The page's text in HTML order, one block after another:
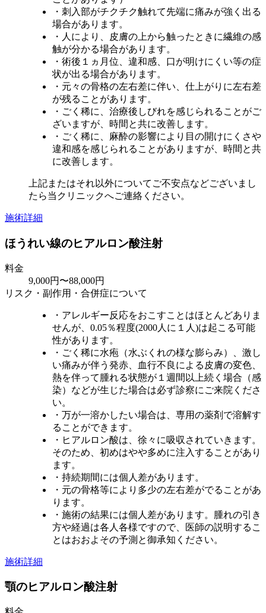
・刺入部がチクチク触れて先端に痛みが強く出る
場合があります。
・人により、皮膚の上から触ったときに繊維の感
触が分かる場合があります。
・術後１ヵ月位、違和感、口が明けにくい等の症
状が出る場合があります。
・元々の骨格の左右差に伴い、仕上がりに左右差
が残ることがあります。
・ごく稀に、治療後しびれを感じられることがご
ざいますが、時間と共に改善します。
・ごく稀に、麻酔の影響により目の開けにくさや
違和感を感じられることがありますが、時間と共
に改善します。
上記またはそれ以外についてご不安点などございまし
たら当クリニックへご連絡ください。
施術詳細
ほうれい線のヒアルロン酸注射
料金
9,000円〜88,000円
リスク・副作用・合併症について
・アレルギー反応をおこすことはほとんどありま
せんが、0.05％程度(2000人に１人)は起こる可能
性があります。
・ごく稀に水疱（水ぶくれの様な膨らみ）、激し
い痛みが伴う発赤、血行不良による皮膚の変色、
熱を伴って腫れる状態が１週間以上続く場合（感
染）などが生じた場合は必ず診察にご来院くださ
い。
・万が一溶かしたい場合は、専用の薬剤で溶解す
ることができます。
・ヒアルロン酸は、徐々に吸収されていきます。
そのため、初めはやや多めに注入することがあり
ます。
・持続期間には個人差があります。
・元の骨格等により多少の左右差がでることがあ
ります。
・施術の結果には個人差があります。腫れの引き
方や経過は各人各様ですので、医師の説明するこ
とはおおよその予測と御承知ください。
施術詳細
顎のヒアルロン酸注射